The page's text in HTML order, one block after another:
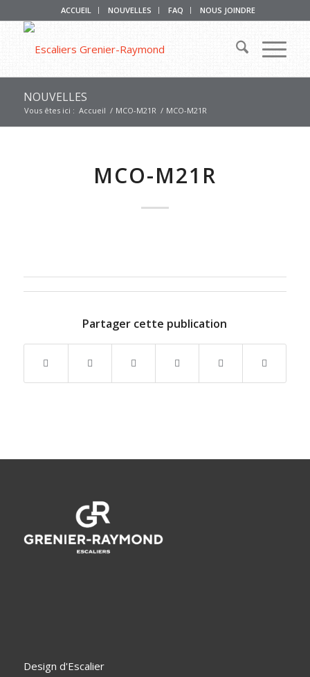
ACCUEIL NOUVELLES FAQ NOUS JOINDRE
NOUVELLES
Vous êtes ici : Accueil / MCO-M21R / MCO-M21R
MCO-M21R
Partager cette publication
Design d'Escalier